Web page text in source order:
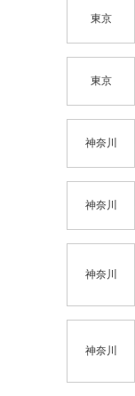
東京
東京
神奈川
神奈川
神奈川
神奈川